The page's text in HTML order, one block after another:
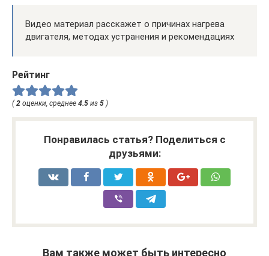
Видео материал расскажет о причинах нагрева
двигателя, методах устранения и рекомендациях
Рейтинг
(2 оценки, среднее 4.5 из 5 )
Понравилась статья? Поделиться с
друзьями:
Вам также может быть интересно